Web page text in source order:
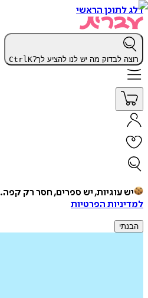
דלג לתוכן הראשי
רוצה לבדוק מה יש לנו להציע לך? CtrlK
יש עוגיות, יש ספרים, חסר רק קפה.
למדיניות הפרטיות
הבנתי